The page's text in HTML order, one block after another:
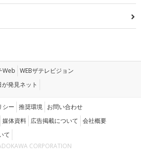
Web WEBザテレビジョン
が発見ネット
シー 推奨環境 お問い合わせ
媒体資料 広告掲載について 会社概要
て
CORPORATION